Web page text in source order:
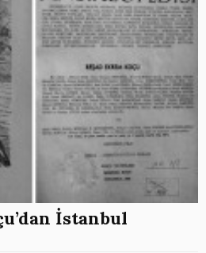
İstanbul